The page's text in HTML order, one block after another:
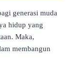
generasi muda
hidup yang
Maka,
membangun